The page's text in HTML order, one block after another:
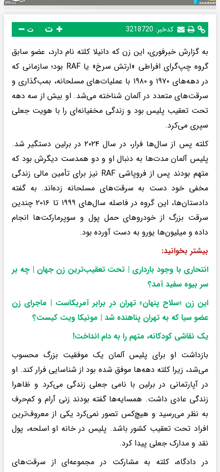
کدخبر: 3218720 ت
به گزارش خبرفوری، این زن که دانیلا کلته نام دارد، عضو سابق
گروه چپ‌گرای افراطی «ارتش سرخ» یا RAF بود؛ سازمانی که
در دهه‌های ۱۹۷۰ و ۱۹۸۰ با عملیات‌های مسلحانه، بمب‌گذاری و
سرقت‌های متعدد در آلمان شناخته می‌شد. او بیش از سه دهه
تحت تعقیب پلیس بود و زندگی مخفیانه‌ای را با هویت جعلی
سپری می‌کرد.
کلته پس از سال‌ها فرار، در سال ۲۰۲۴ در برلین دستگیر شد.
پلیس آلمان مدت‌ها به دنبال او و دو همدست دیگرش بود که
متهم بودند پس از فروپاشی RAF نیز برای تأمین مالی زندگی
مخفی خود دست به سرقت‌های مسلحانه زده‌اند. به گفته
دادستان‌ها، این گروه در فاصله سال‌های ۱۹۹۹ تا ۲۰۱۶ چندین
سرقت بزرگ از خودروهای حمل پول و سوپرمارکت‌ها انجام
داده و میلیون‌ها یورو به دست آورده بود.
بیشتر بخوانید:
انتحاری با وجود بارداری | تحت تعقیب‌ترین زن جهان | چه بر
سر بیوه سفید آمد؟
این زن «سلاح پنهان» تهران در برابر آمریکاست | ماجرای زن
عضو سیا که به تهران پناهنده شد | مونیکا ویت کیست؟
یک نقاشی کودکانه، متهم را به دام انداخت!
بازداشت او برای پلیس آلمان یک موفقیت بزرگ محسوب
می‌شد، زیرا کلته دهه‌ها موفق شده بود از شناسایی فرار کند. او
در آپارتمانی در برلین با نامی جعلی زندگی می‌کرد و ظاهرا
زندگی عادی داشت. همسایه‌ها گفته بودند زنی آرام و کم‌حرف
به نظر می‌رسید و هیچ‌کس تصور نمی‌کرد یکی از معروف‌ترین
افراد تحت تعقیب کشور باشد. پلیس در خانه او اسلحه، پول
نقد و مدارک جعلی پیدا کرد.
در دادگاه، کلته به مشارکت در مجموعه‌ای از سرقت‌های